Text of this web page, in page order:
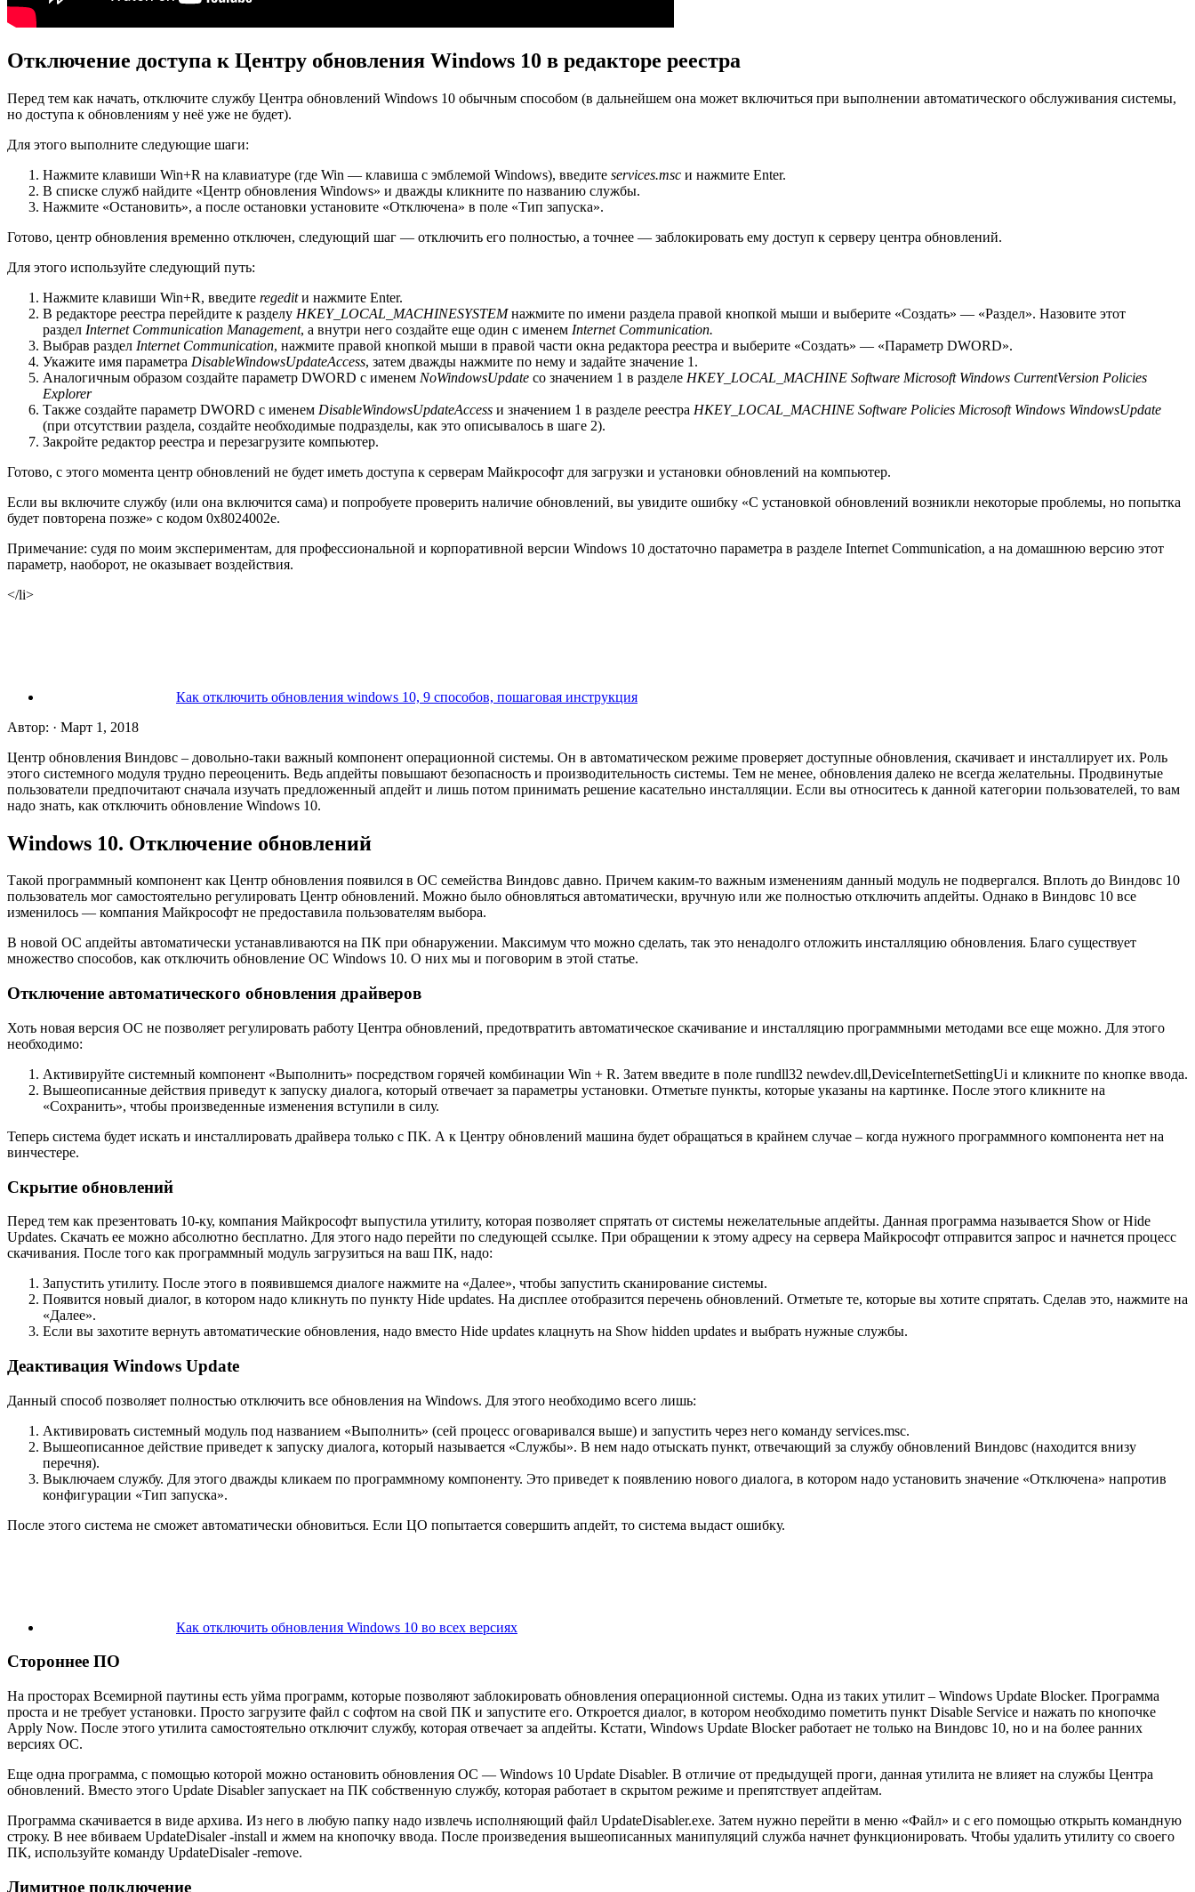
Отключение доступа к Центру обновления Windows 10 в редакторе реестра
Перед тем как начать, отключите службу Центра обновлений Windows 10 обычным способом (в дальнейшем она может включиться при выполнении автоматического обслуживания системы,
но доступа к обновлениям у неё уже не будет).
Для этого выполните следующие шаги:
Нажмите клавиши Win+R на клавиатуре (где Win — клавиша с эмблемой Windows), введите services.msc и нажмите Enter.
В списке служб найдите «Центр обновления Windows» и дважды кликните по названию службы.
Нажмите «Остановить», а после остановки установите «Отключена» в поле «Тип запуска».
Готово, центр обновления временно отключен, следующий шаг — отключить его полностью, а точнее — заблокировать ему доступ к серверу центра обновлений.
Для этого используйте следующий путь:
Нажмите клавиши Win+R, введите regeditи нажмите Enter.
В редакторе реестра перейдите к разделу HKEY_LOCAL_MACHINESYSTEMнажмите по имени раздела правой кнопкой мыши и выберите «Создать» — «Раздел». Назовите этот
раздел Internet Communication Management, а внутри него создайте еще один с именем Internet Communication.
Выбрав раздел Internet Communication, нажмите правой кнопкой мыши в правой части окна редактора реестра и выберите «Создать» — «Параметр DWORD».
Укажите имя параметра DisableWindowsUpdateAccess, затем дважды нажмите по нему и задайте значение 1.
Аналогичным образом создайте параметр DWORD с именем NoWindowsUpdate со значением 1 в разделе HKEY_LOCAL_MACHINE Software Microsoft Windows CurrentVersion Policies
Explorer
Также создайте параметр DWORD с именем DisableWindowsUpdateAccess и значением 1 в разделе реестра HKEY_LOCAL_MACHINE Software Policies Microsoft Windows WindowsUpdate
(при отсутствии раздела, создайте необходимые подразделы, как это описывалось в шаге 2).
Закройте редактор реестра и перезагрузите компьютер.
Готово, с этого момента центр обновлений не будет иметь доступа к серверам Майкрософт для загрузки и установки обновлений на компьютер.
Если вы включите службу (или она включится сама) и попробуете проверить наличие обновлений, вы увидите ошибку «С установкой обновлений возникли некоторые проблемы, но попытка
будет повторена позже» с кодом 0x8024002e.
Примечание: судя по моим экспериментам, для профессиональной и корпоративной версии Windows 10 достаточно параметра в разделе Internet Communication, а на домашнюю версию этот
параметр, наоборот, не оказывает воздействия.
</li>
Как отключить обновления windows 10, 9 способов, пошаговая инструкция
Автор: · Март 1, 2018
Центр обновления Виндовс – довольно-таки важный компонент операционной системы. Он в автоматическом режиме проверяет доступные обновления, скачивает и инсталлирует их. Роль
этого системного модуля трудно переоценить. Ведь апдейты повышают безопасность и производительность системы. Тем не менее, обновления далеко не всегда желательны. Продвинутые
пользователи предпочитают сначала изучать предложенный апдейт и лишь потом принимать решение касательно инсталляции. Если вы относитесь к данной категории пользователей, то вам
надо знать, как отключить обновление Windows 10.
Windows 10. Отключение обновлений
Такой программный компонент как Центр обновления появился в ОС семейства Виндовс давно. Причем каким-то важным изменениям данный модуль не подвергался. Вплоть до Виндовс 10
пользователь мог самостоятельно регулировать Центр обновлений. Можно было обновляться автоматически, вручную или же полностью отключить апдейты. Однако в Виндовс 10 все
изменилось — компания Майкрософт не предоставила пользователям выбора.
В новой ОС апдейты автоматически устанавливаются на ПК при обнаружении. Максимум что можно сделать, так это ненадолго отложить инсталляцию обновления. Благо существует
множество способов, как отключить обновление ОС Windows 10. О них мы и поговорим в этой статье.
Отключение автоматического обновления драйверов
Хоть новая версия ОС не позволяет регулировать работу Центра обновлений, предотвратить автоматическое скачивание и инсталляцию программными методами все еще можно. Для этого
необходимо:
Активируйте системный компонент «Выполнить» посредством горячей комбинации Win + R. Затем введите в поле rundll32 newdev.dll,DeviceInternetSettingUi и кликните по кнопке ввода.
Вышеописанные действия приведут к запуску диалога, который отвечает за параметры установки. Отметьте пункты, которые указаны на картинке. После этого кликните на
«Сохранить», чтобы произведенные изменения вступили в силу.
Теперь система будет искать и инсталлировать драйвера только с ПК. А к Центру обновлений машина будет обращаться в крайнем случае – когда нужного программного компонента нет на
винчестере.
Скрытие обновлений
Перед тем как презентовать 10-ку, компания Майкрософт выпустила утилиту, которая позволяет спрятать от системы нежелательные апдейты. Данная программа называется Show or Hide
Updates. Скачать ее можно абсолютно бесплатно. Для этого надо перейти по следующей ссылке. При обращении к этому адресу на сервера Майкрософт отправится запрос и начнется процесс
скачивания. После того как программный модуль загрузиться на ваш ПК, надо:
Запустить утилиту. После этого в появившемся диалоге нажмите на «Далее», чтобы запустить сканирование системы.
Появится новый диалог, в котором надо кликнуть по пункту Hide updates. На дисплее отобразится перечень обновлений. Отметьте те, которые вы хотите спрятать. Сделав это, нажмите на
«Далее».
Если вы захотите вернуть автоматические обновления, надо вместо Hide updates клацнуть на Show hidden updates и выбрать нужные службы.
Деактивация Windows Update
Данный способ позволяет полностью отключить все обновления на Windows. Для этого необходимо всего лишь:
Активировать системный модуль под названием «Выполнить» (сей процесс оговаривался выше) и запустить через него команду services.msc.
Вышеописанное действие приведет к запуску диалога, который называется «Службы». В нем надо отыскать пункт, отвечающий за службу обновлений Виндовс (находится внизу
перечня).
Выключаем службу. Для этого дважды кликаем по программному компоненту. Это приведет к появлению нового диалога, в котором надо установить значение «Отключена» напротив
конфигурации «Тип запуска».
После этого система не сможет автоматически обновиться. Если ЦО попытается совершить апдейт, то система выдаст ошибку.
Как отключить обновления Windows 10 во всех версиях
Стороннее ПО
На просторах Всемирной паутины есть уйма программ, которые позволяют заблокировать обновления операционной системы. Одна из таких утилит – Windows Update Blocker. Программа
проста и не требует установки. Просто загрузите файл с софтом на свой ПК и запустите его. Откроется диалог, в котором необходимо пометить пункт Disable Service и нажать по кнопочке
Apply Now. После этого утилита самостоятельно отключит службу, которая отвечает за апдейты. Кстати, Windows Update Blocker работает не только на Виндовс 10, но и на более ранних
версиях ОС.
Еще одна программа, с помощью которой можно остановить обновления ОС — Windows 10 Update Disabler. В отличие от предыдущей проги, данная утилита не влияет на службы Центра
обновлений. Вместо этого Update Disabler запускает на ПК собственную службу, которая работает в скрытом режиме и препятствует апдейтам.
Программа скачивается в виде архива. Из него в любую папку надо извлечь исполняющий файл UpdateDisabler.exe. Затем нужно перейти в меню «Файл» и с его помощью открыть командную
строку. В нее вбиваем UpdateDisaler -install и жмем на кнопочку ввода. После произведения вышеописанных манипуляций служба начнет функционировать. Чтобы удалить утилиту со своего
ПК, используйте команду UpdateDisaler -remove.
Лимитное подключение